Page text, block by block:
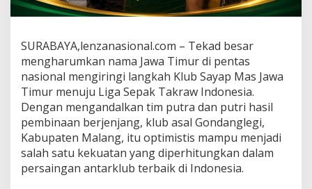
a
n
r
e
s
t
a
s
i
d
i
L
i
SURABAYA,lenzanasional.com – Tekad besar
mengharumkan nama Jawa Timur di pentas
nasional mengiringi langkah Klub Sayap Mas Jawa
Timur menuju Liga Sepak Takraw Indonesia.
Dengan mengandalkan tim putra dan putri hasil
pembinaan berjenjang, klub asal Gondanglegi,
Kabupaten Malang, itu optimistis mampu menjadi
salah satu kekuatan yang diperhitungkan dalam
persaingan antarklub terbaik di Indonesia.